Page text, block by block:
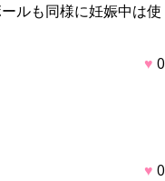
ルも同様に妊娠中は使
♥ 0
♥ 0